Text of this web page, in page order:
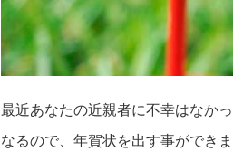
最近あなたの近親者に不幸はなか
なるので、年賀状を出す事ができ